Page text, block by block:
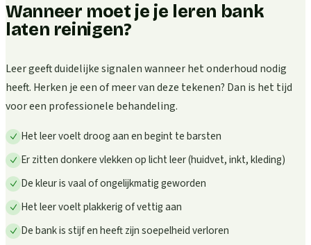
Wanneer moet je je leren bank
laten reinigen?
Leer geeft duidelijke signalen wanneer het onderhoud nodig
heeft. Herken je een of meer van deze tekenen? Dan is het tijd
voor een professionele behandeling.
Het leer voelt droog aan en begint te barsten
Er zitten donkere vlekken op licht leer (huidvet, inkt, kleding)
De kleur is vaal of ongelijkmatig geworden
Het leer voelt plakkerig of vettig aan
De bank is stijf en heeft zijn soepelheid verloren